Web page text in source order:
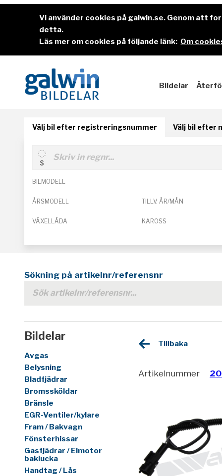
Vi använder cookies på galwin.se. Genom att
detta.
Läs mer om cookies på följande länk: Om
Bildelar
Välj bil efter registreringsnummer Välj bil efter
BILMODELL
ÅRSMODELL TILLV. ÅR/MÅN
VÄXELLÅDA KAROSS
Sökning på artikelnr/referensnr
Bildelar
Avgas
Belysning
Bladfjädrar
Bromssköldar
Bränsle
EGR-Ventiler/kylare
Fram / Bakvagn
Fönsterhissar
Gasfjädrar / Elmotor
baklucka
Handtag / Lås
Tillbaka
Artikelnummer